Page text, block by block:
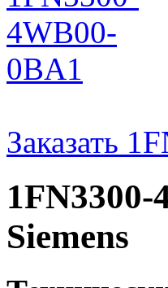
Заказать
Siemens